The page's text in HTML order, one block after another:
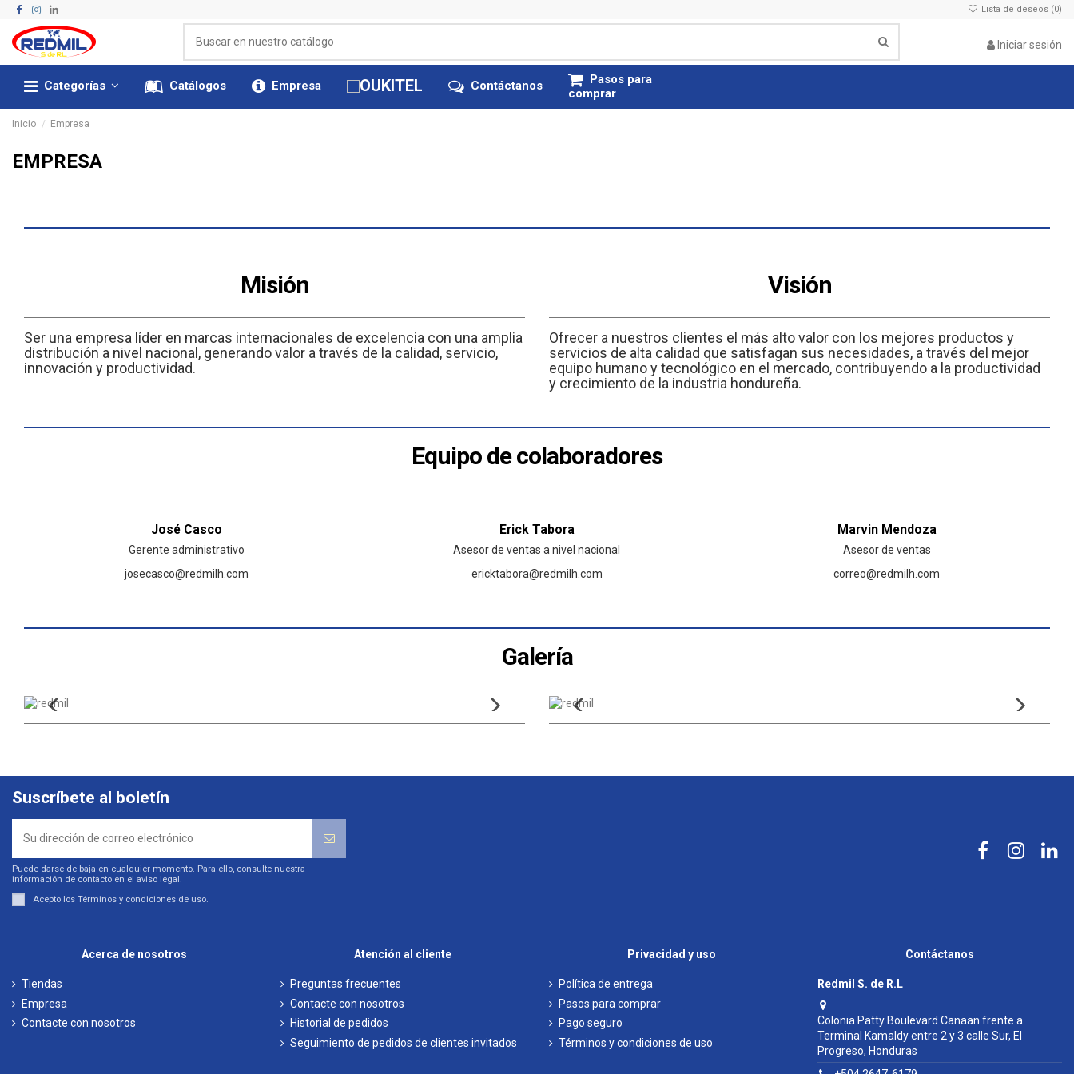
Lista de deseos (0)
Iniciar sesión
Categorías Catálogos Empresa Contáctanos
Pasos para
comprar
Inicio Empresa
EMPRESA
Misión
Ser una empresa líder en marcas internacionales de excelencia con una amplia
distribución a nivel nacional, generando valor a través de la calidad, servicio,
innovación y productividad.
Visión
Ofrecer a nuestros clientes el más alto valor con los mejores productos y
servicios de alta calidad que satisfagan sus necesidades, a través del mejor
equipo humano y tecnológico en el mercado, contribuyendo a la productividad
y crecimiento de la industria hondureña.
Equipo de colaboradores
José Casco
Gerente administrativo
josecasco@redmilh.com
Erick Tabora
Asesor de ventas a nivel nacional
ericktabora@redmilh.com
Marvin Mendoza
Asesor de ventas
correo@redmilh.com
Galería
Suscríbete al boletín
Puede darse de baja en cualquier momento. Para ello, consulte nuestra
información de contacto en el aviso legal.
Acepto los Términos y condiciones de uso.
Acerca de nosotros
Tiendas
Empresa
Contacte con nosotros
Atención al cliente
Preguntas frecuentes
Contacte con nosotros
Historial de pedidos
Seguimiento de pedidos de clientes invitados
Privacidad y uso
Política de entrega
Pasos para comprar
Pago seguro
Términos y condiciones de uso
Contáctanos
Redmil S. de R.L
Colonia Patty Boulevard Canaan frente a
Terminal Kamaldy entre 2 y 3 calle Sur, El
Progreso, Honduras